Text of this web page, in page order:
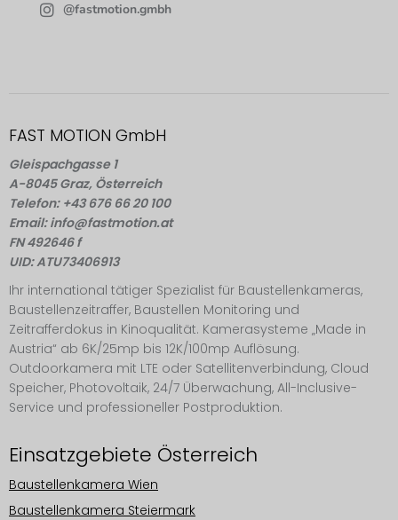
@fastmotion.gmbh
FAST MOTION GmbH
Gleispachgasse 1
A-8045 Graz, Österreich
Telefon: +43 676 66 20 100
Email: info@fastmotion.at
FN 492646 f
UID: ATU73406913
Ihr international tätiger Spezialist für Baustellenkameras,
Baustellenzeitraffer, Baustellen Monitoring und
Zeitrafferdokus in Kinoqualität. Kamerasysteme „Made in
Austria“ ab 6K/25mp bis 12K/100mp Auflösung.
Outdoorkamera mit LTE oder Satellitenverbindung, Cloud
Speicher, Photovoltaik, 24/7 Überwachung, All-Inclusive-
Service und professioneller Postproduktion.
Einsatzgebiete Österreich
Baustellenkamera Wien
Baustellenkamera Steiermark